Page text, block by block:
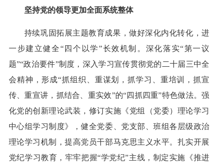
坚持党的领导更加全面系统整体
持续巩固拓展主题教育成果，做好深化内化转化，进
一步建立健全“四个以学”长效机制。深化落实“第一议
题”“政治要件”制度，深入学习宣传贯彻党的二十届三中全
会精神，形成“抓组织、重谋划，抓学习、重培训，抓宣
传、重宣讲，抓结合、重实效”的“四抓四重”特色做法。强
化党的创新理论武装，修订实施《党组（党委）理论学习
中心组学习制度》，健全党委、党支部、班组各层级政治
理论学习机制，提高党员干部马克思主义水平。扎实开展
党纪学习教育，牢牢把握“学党纪”主线，制定实施《推进